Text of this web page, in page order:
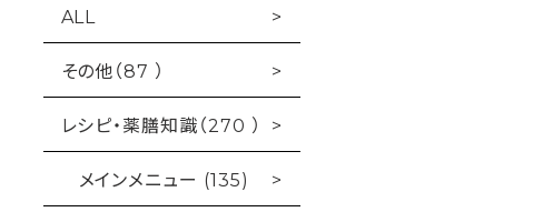
ALL
その他（87 ）
レシピ・薬膳知識（270 ）
メインメニュー (135)